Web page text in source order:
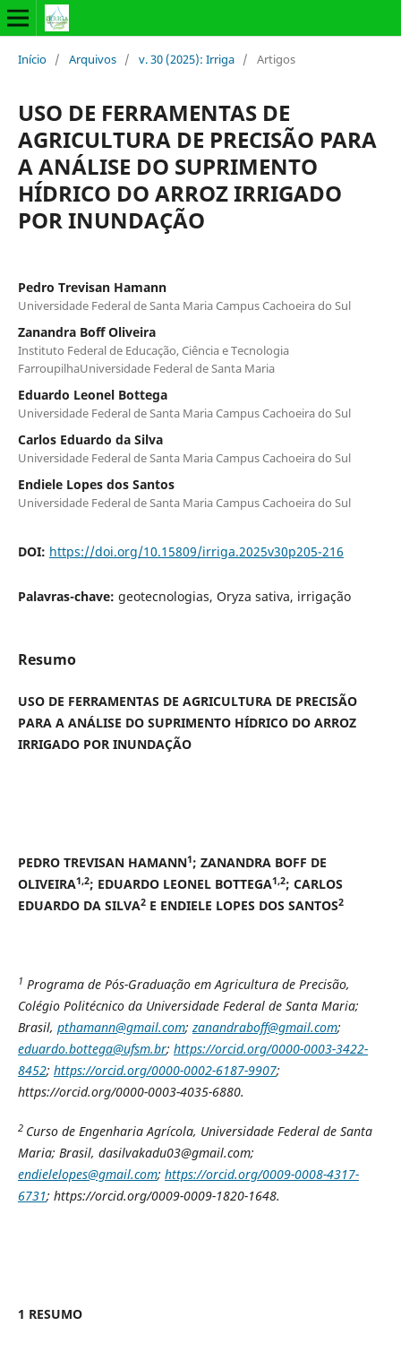
Início / Arquivos / v. 30 (2025): Irriga / Artigos
USO DE FERRAMENTAS DE
AGRICULTURA DE PRECISÃO PARA
A ANÁLISE DO SUPRIMENTO
HÍDRICO DO ARROZ IRRIGADO
POR INUNDAÇÃO
Pedro Trevisan Hamann
Universidade Federal de Santa Maria Campus Cachoeira do Sul
Zanandra Boff Oliveira
Instituto Federal de Educação, Ciência e Tecnologia
FarroupilhaUniversidade Federal de Santa Maria
Eduardo Leonel Bottega
Universidade Federal de Santa Maria Campus Cachoeira do Sul
Carlos Eduardo da Silva
Universidade Federal de Santa Maria Campus Cachoeira do Sul
Endiele Lopes dos Santos
Universidade Federal de Santa Maria Campus Cachoeira do Sul
DOI: https://doi.org/10.15809/irriga.2025v30p205-216
Palavras-chave: geotecnologias, Oryza sativa, irrigação
Resumo
USO DE FERRAMENTAS DE AGRICULTURA DE PRECISÃO
PARA A ANÁLISE DO SUPRIMENTO HÍDRICO DO ARROZ
IRRIGADO POR INUNDAÇÃO
PEDRO TREVISAN HAMANN1; ZANANDRA BOFF DE
OLIVEIRA1,2; EDUARDO LEONEL BOTTEGA1,2; CARLOS
EDUARDO DA SILVA2E ENDIELE LOPES DOS SANTOS2
1 Programa de Pós-Graduação em Agricultura de Precisão,
Colégio Politécnico da Universidade Federal de Santa Maria;
Brasil, pthamann@gmail.com; zanandraboff@gmail.com;
eduardo.bottega@ufsm.br; https://orcid.org/0000-0003-3422-
8452; https://orcid.org/0000-0002-6187-9907;
https://orcid.org/0000-0003-4035-6880.
2 Curso de Engenharia Agrícola, Universidade Federal de Santa
Maria; Brasil, dasilvakadu03@gmail.com;
endielelopes@gmail.com; https://orcid.org/0009-0008-4317-
6731; https://orcid.org/0009-0009-1820-1648.
1 RESUMO